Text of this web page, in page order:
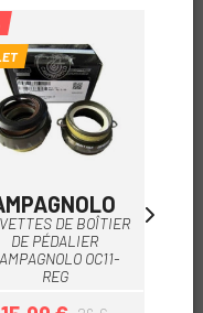
DE BOÎTIER
DE PÉDALIER
OC11-
REG